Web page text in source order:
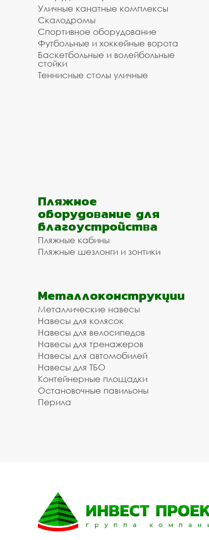
Уличные канатные комплексы
Скалодромы
Спортивное оборудование
Футбольные и хоккейные ворота
Баскетбольные и волейбольные
стойки
Теннисные столы уличные
Пляжное
оборудование для
благоустройства
Пляжные кабины
Пляжные шезлонги и зонтики
Металлоконструкции
Металлические навесы
Навесы для колясок
Навесы для велосипедов
Навесы для тренажеров
Навесы для автомобилей
Навесы для ТБО
Контейнерные площадки
Остановочные павильоны
Перила